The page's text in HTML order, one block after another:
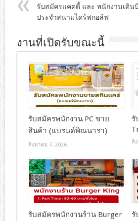
รับสมัครแคดดี้ และ พนักงานเดิน
ประจำสนามไดร์ฟกอล์ฟ
งานที่เปิดรับขณะนี้
รับสมัครพนักงาน PC ขาย
สินค้า (แบรนด์พิณนารา)
สิงหาคม 7, 2026
รั
สิ
รับสมัครพนักงานร้าน Burger
รั